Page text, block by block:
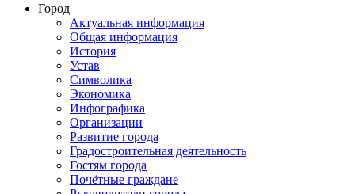
Город
Актуальная информация
Общая информация
История
Устав
Символика
Экономика
Инфографика
Организации
Развитие города
Градостроительная деятельность
Гостям города
Почётные граждане